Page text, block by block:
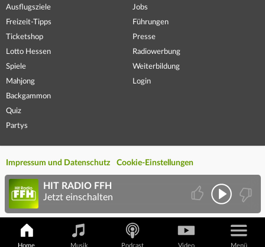
Ausflugsziele
Freizeit-Tipps
Ticketshop
Lotto Hessen
Spiele
Mahjong
Backgammon
Quiz
Partys
Jobs
Führungen
Presse
Radiowerbung
Weiterbildung
Login
Impressum und Datenschutz Cookie-Einstellungen
Home Musik Podcast Video Menü
HIT RADIO FFH
Jetzt einschalten